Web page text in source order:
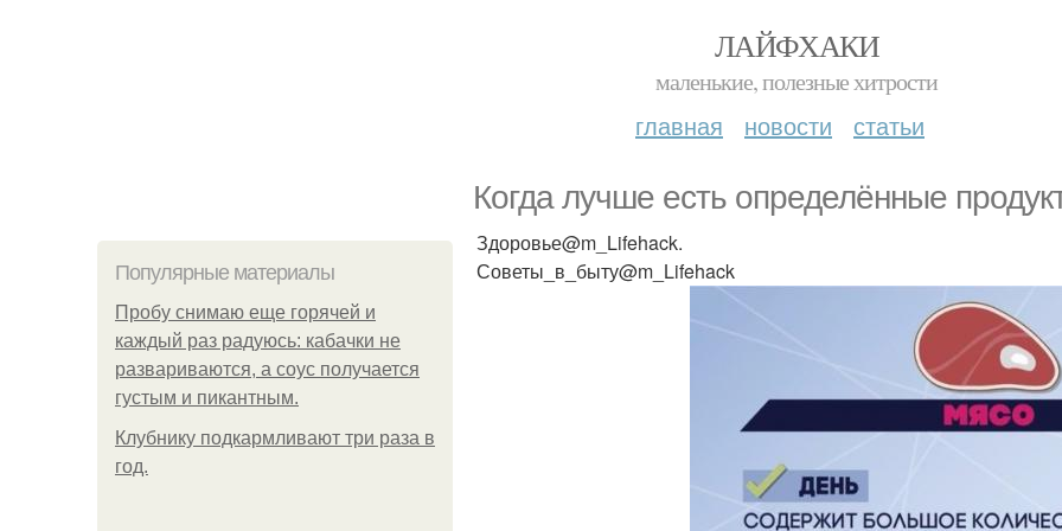
ЛАЙФХАКИ
маленькие, полезные хитрости
главная новости статьи
Когда лучше есть определённые
Популярные материалы
Пробу снимаю еще горячей и
каждый раз радуюсь: кабачки не
развариваются, а соус получается
густым и пикантным.
Клубнику подкaрмливают три раза в
гoд.
Здоровье@m_Lifehack.
Советы_в_быту@m_Lifehack